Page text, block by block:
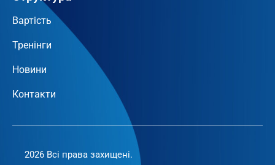
Вартість
Тренінги
Новини
Контакти
2026 Всі права захищені.